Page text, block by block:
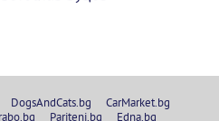
DogsAndCats.bg
CarMarket.bg
Pariteni.bg
Edna.bg